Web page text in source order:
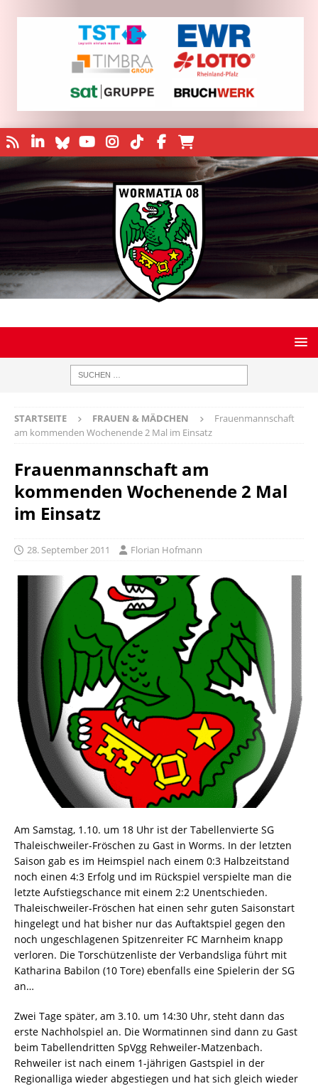
STARTSEITE FRAUEN & MÄDCHEN
Frauenmannschaft
am kommenden Wochenende 2 Mal im Einsatz
Frauenmannschaft am
kommenden Wochenende 2 Mal
im Einsatz
28. September 2011 Florian Hofmann
Am Samstag, 1.10. um 18 Uhr ist der Tabellenvierte SG
Thaleischweiler-Fröschen zu Gast in Worms. In der letzten
Saison gab es im Heimspiel nach einem 0:3 Halbzeitstand
noch einen 4:3 Erfolg und im Rückspiel verspielte man die
letzte Aufstiegschance mit einem 2:2 Unentschieden.
Thaleischweiler-Fröschen hat einen sehr guten Saisonstart
hingelegt und hat bisher nur das Auftaktspiel gegen den
noch ungeschlagenen Spitzenreiter FC Marnheim knapp
verloren. Die Torschützenliste der Verbandsliga führt mit
Katharina Babilon (10 Tore) ebenfalls eine Spielerin der SG
an…
Zwei Tage später, am 3.10. um 14:30 Uhr, steht dann das
erste Nachholspiel an. Die Wormatinnen sind dann zu Gast
beim Tabellendritten SpVgg Rehweiler-Matzenbach.
Rehweiler ist nach einem 1-jährigen Gastspiel in der
Regionalliga wieder abgestiegen und hat sich gleich wieder